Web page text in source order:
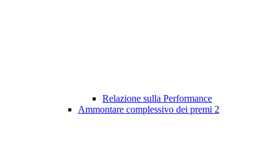
Relazione sulla Performance
Ammontare complessivo dei premi 2